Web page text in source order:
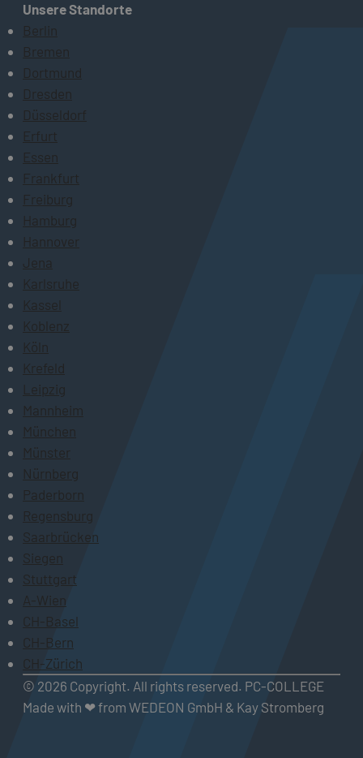
Unsere Standorte
Berlin
Bremen
Dortmund
Dresden
Düsseldorf
Erfurt
Essen
Frankfurt
Freiburg
Hamburg
Hannover
Jena
Karlsruhe
Kassel
Koblenz
Köln
Krefeld
Leipzig
Mannheim
München
Münster
Nürnberg
Paderborn
Regensburg
Saarbrücken
Siegen
Stuttgart
A-Wien
CH-Basel
CH-Bern
CH-Zürich
© 2026 Copyright. All rights reserved. PC-COLLEGE
Made with ❤ from WEDEON GmbH & Kay Stromberg